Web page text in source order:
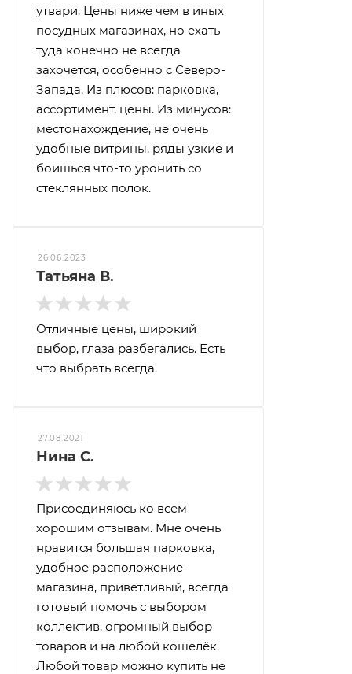
утвари. Цены ниже чем в иных
посудных магазинах, но ехать
туда конечно не всегда
захочется, особенно с Северо-
Запада. Из плюсов: парковка,
ассортимент, цены. Из минусов:
местонахождение, не очень
удобные витрины, ряды узкие и
боишься что-то уронить со
стеклянных полок.
26.06.2023
Татьяна В.
Отличные цены, широкий
выбор, глаза разбегались. Есть
что выбрать всегда.
27.08.2021
Нина С.
Присоединяюсь ко всем
хорошим отзывам. Мне очень
нравится большая парковка,
удобное расположение
магазина, приветливый, всегда
готовый помочь с выбором
коллектив, огромный выбор
товаров и на любой кошелёк.
Любой товар можно купить не